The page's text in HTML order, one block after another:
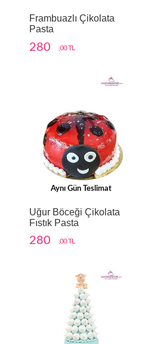
Frambuazlı Çikolata
Pasta
280 ,00 TL
Aynı Gün Teslimat
Uğur Böceği Çikolata
Fıstık Pasta
280 ,00 TL